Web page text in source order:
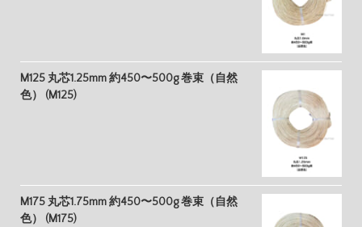
M125 丸芯1.25mm 約450〜500g 巻束（自然
色） (M125)
M175 丸芯1.75mm 約450〜500g 巻束（自然
色） (M175)